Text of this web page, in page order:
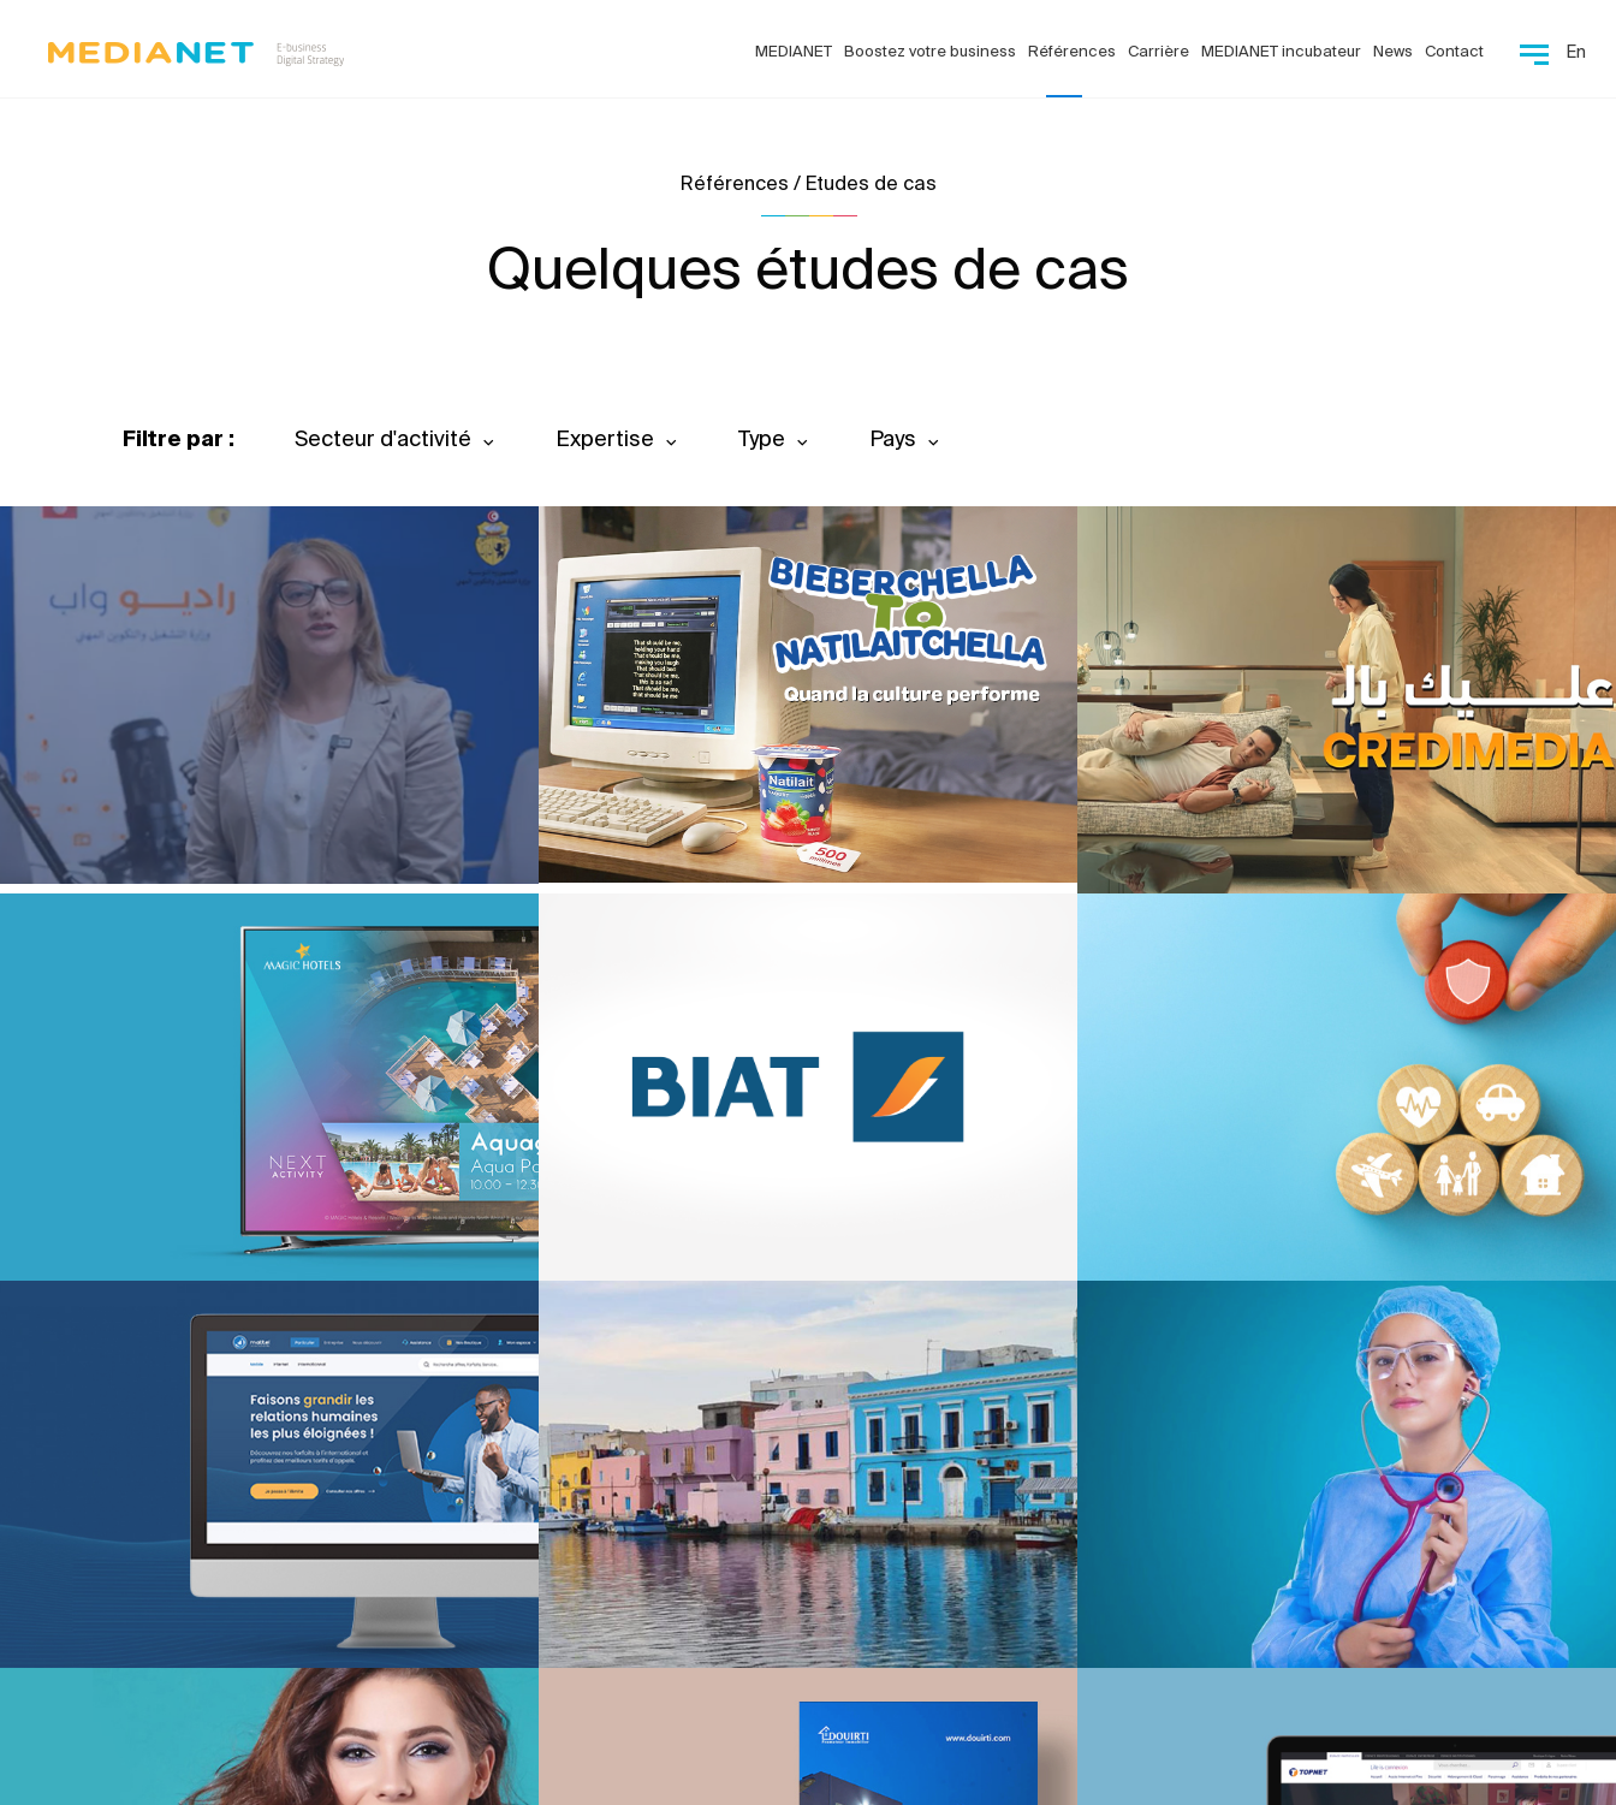
MEDIANET Boostez votre business Références Carrière MEDIANET incubateur News Contact En
Références / Etudes de cas
Quelques études de cas
Filtre par : Secteur d'activité Expertise Type Pays
Real-Time Marketing Activation
Agroalimentaire
Marketing Digital & Com 360°
Activation digitale & média
Campagne digitale "Projets de vie"
Banque et finance
Marketing Digital & Com 360°
Stratégie Social Media
Activation digitale & média
Achat media
Campagne BIAT TRE Juil. 2022
Marketing Digital & Com 360°
Plateformes digitales
Référencement
Marketing Digital & Com 360°
Activation digitale & média
Marketing Digital & Com 360°
Plateformes digitales
Référencement
Stratégie Social Media
Web, Intranet et Extranet